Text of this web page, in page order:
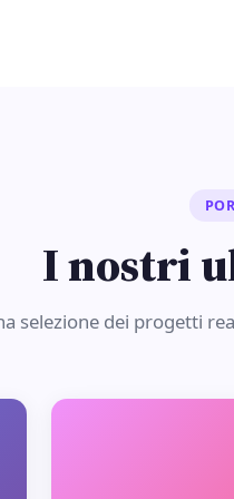
I nostri
selezione dei progetti